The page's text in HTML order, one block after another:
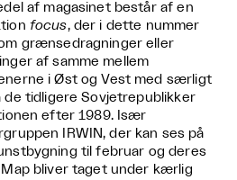
af magasinet består af en
focus, der i dette nummer
grænsedragninger eller
af samme mellem
i Øst og Vest med særligt
de tidligere Sovjetrepublikker
efter 1989. Især
IRWIN, der kan ses på
til februar og deres
Map bliver taget under kærlig